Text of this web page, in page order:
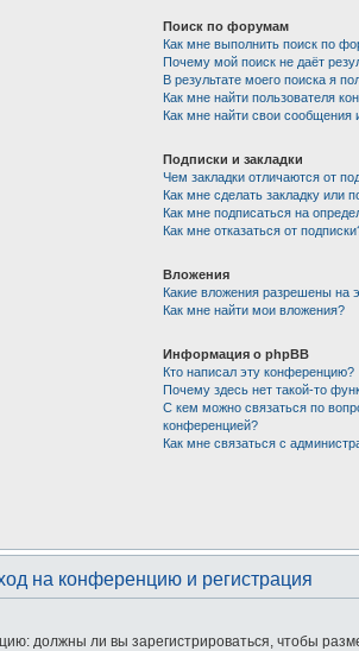
Поиск по форумам
Как мне выполнить поиск по
Почему мой поиск не даёт
В результате моего поиска я
Как мне найти пользователя
Как мне найти свои
Подписки и закладки
Чем закладки отличаются от
Как мне сделать закладку или
Как мне подписаться на
Как мне отказаться от
Вложения
Какие вложения разрешены на
Как мне найти мои вложения?
Информация о phpBB
Кто написал эту конференцию?
Почему здесь нет такой-то
С кем можно связаться по
конференцией?
Как мне связаться с
на конференцию и регистрация
должны ли вы зарегистрироваться, чтобы